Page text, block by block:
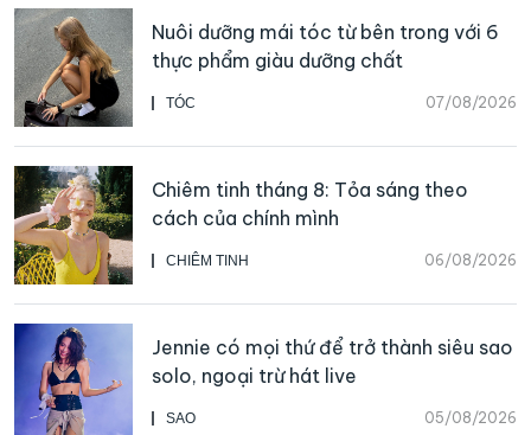
TÓC 07/08/2026
Nuôi dưỡng mái tóc từ bên trong với 6
thực phẩm giàu dưỡng chất
CHIÊM TINH 06/08/2026
Chiêm tinh tháng 8: Tỏa sáng theo
cách của chính mình
SAO 05/08/2026
Jennie có mọi thứ để trở thành siêu sao
solo, ngoại trừ hát live